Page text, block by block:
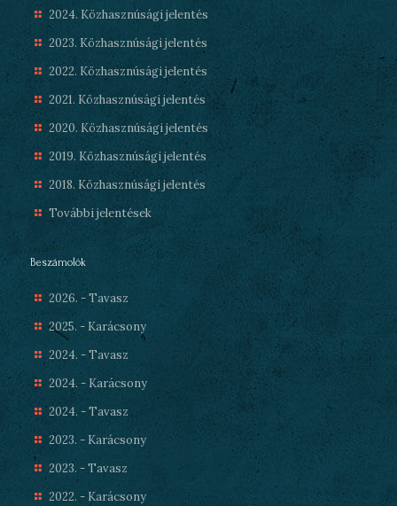
2024. Közhasznúsági jelentés
2023. Közhasznúsági jelentés
2022. Közhasznúsági jelentés
2021. Közhasznúsági jelentés
2020. Közhasznúsági jelentés
2019. Közhasznúsági jelentés
2018. Közhasznúsági jelentés
További jelentések
Beszámolók
2026. - Tavasz
2025. - Karácsony
2024. - Tavasz
2024. - Karácsony
2024. - Tavasz
2023. - Karácsony
2023. - Tavasz
2022. - Karácsony